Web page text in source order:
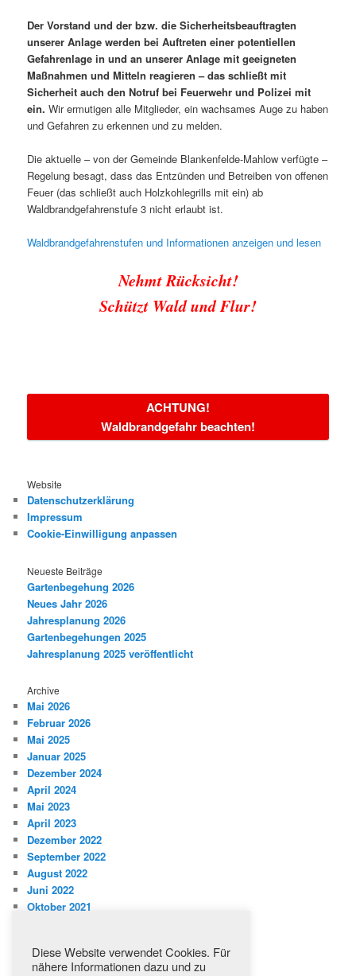
Der Vorstand und der bzw. die Sicherheitsbeauftragten
unserer Anlage werden bei Auftreten einer potentiellen
Gefahrenlage in und an unserer Anlage mit geeigneten
Maßnahmen und Mitteln reagieren – das schließt mit
Sicherheit auch den Notruf bei Feuerwehr und Polizei mit
ein. Wir ermutigen alle Mitglieder, ein wachsames Auge zu haben
und Gefahren zu erkennen und zu melden.
Die aktuelle – von der Gemeinde Blankenfelde-Mahlow verfügte –
Regelung besagt, dass das Entzünden und Betreiben von offenen
Feuer (das schließt auch Holzkohlegrills mit ein) ab
Waldbrandgefahrenstufe 3 nicht erlaubt ist.
Waldbrandgefahrenstufen und Informationen anzeigen und lesen
Nehmt Rücksicht!
Schützt Wald und Flur!
ACHTUNG!
Waldbrandgefahr beachten!
Website
Datenschutzerklärung
Impressum
Cookie-Einwilligung anpassen
Neueste Beiträge
Gartenbegehung 2026
Neues Jahr 2026
Jahresplanung 2026
Gartenbegehungen 2025
Jahresplanung 2025 veröffentlicht
Archive
Mai 2026
Februar 2026
Mai 2025
Januar 2025
Dezember 2024
April 2024
Mai 2023
April 2023
Dezember 2022
September 2022
August 2022
Juni 2022
Oktober 2021
Aktuelles
Diese Website verwendet Cookies. Für
nähere Informationen dazu und zu